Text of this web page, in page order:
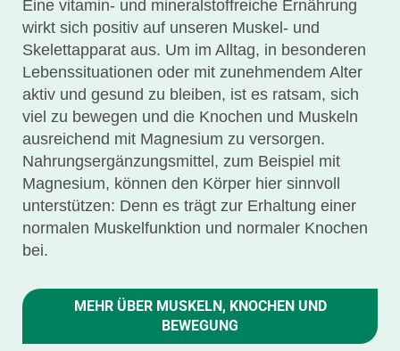
Eine vitamin- und mineralstoffreiche Ernährung
wirkt sich positiv auf unseren Muskel- und
Skelettapparat aus. Um im Alltag, in besonderen
Lebenssituationen oder mit zunehmendem Alter
aktiv und gesund zu bleiben, ist es ratsam, sich
viel zu bewegen und die Knochen und Muskeln
ausreichend mit Magnesium zu versorgen.
Nahrungsergänzungsmittel, zum Beispiel mit
Magnesium, können den Körper hier sinnvoll
unterstützen: Denn es trägt zur Erhaltung einer
normalen Muskelfunktion und normaler Knochen
bei.
MEHR ÜBER MUSKELN, KNOCHEN UND
BEWEGUNG